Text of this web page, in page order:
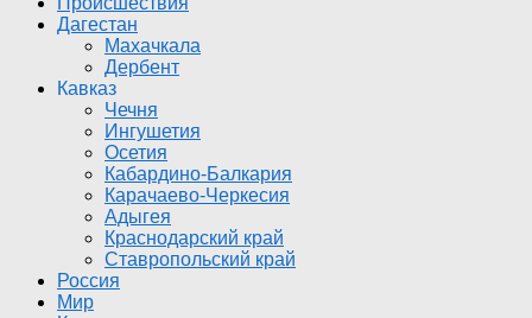
Дагестан
Махачкала
Дербент
Кавказ
Чечня
Ингушетия
Осетия
Кабардино-Балкария
Карачаево-Черкесия
Адыгея
Краснодарский край
Ставропольский край
Россия
Мир